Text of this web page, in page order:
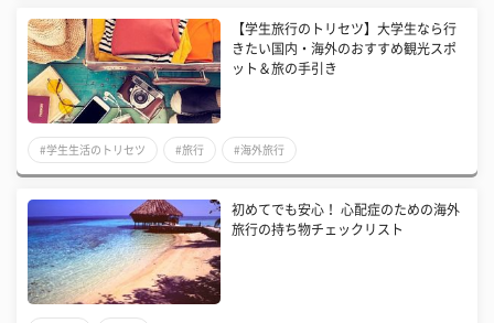
【学生旅行のトリセツ】大学生なら行
きたい国内・海外のおすすめ観光スポ
ット＆旅の手引き
#学生生活のトリセツ #旅行 #海外旅行
​初めてでも安心！ 心配症のための海外
旅行の持ち物チェックリスト